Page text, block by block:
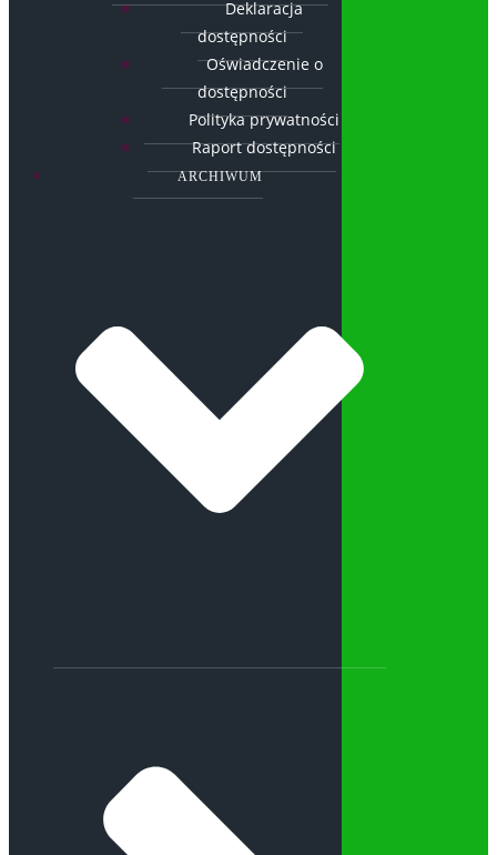
Deklaracja
dostępności
Oświadczenie o
dostępności
Polityka prywatności
Raport dostępności
ARCHIWUM